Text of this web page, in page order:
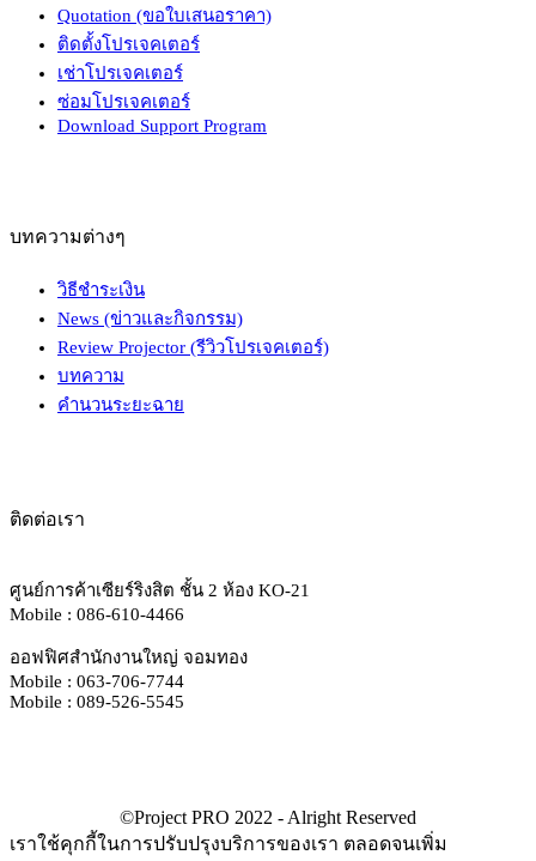
Quotation (ขอใบเสนอราคา)
ติดตั้งโปรเจคเตอร์
เช่าโปรเจคเตอร์
ซ่อมโปรเจคเตอร์
Download Support Program
บทความต่างๆ
วิธีชำระเงิน
News (ข่าวและกิจกรรม)
Review Projector (รีวิวโปรเจคเตอร์)
บทความ
คำนวนระยะฉาย
ติดต่อเรา
ศูนย์การค้าเซียร์ริงสิต ชั้น 2 ห้อง KO-21
Mobile : 086-610-4466
ออฟฟิศสำนักงานใหญ่ จอมทอง
Mobile : 063-706-7744
Mobile : 089-526-5545
เราใช้คุกกี้ในการปรับปรุงบริการของเรา ตลอดจนเพิ่ม